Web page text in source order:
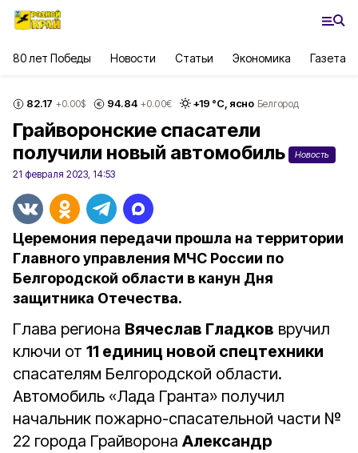
80 лет Победы Новости Статьи Экономика Газета
82.17 +0.00$ 94.84 +0.00€ +19 °С, ясно Белгород
Грайворонские спасатели
получили новый автомобиль
Новость
21 февраля 2023, 14:53
Церемония передачи прошла на территории
Главного управления МЧС России по
Белгородской области в канун Дня
защитника Отечества.
Глава региона Вячеслав Гладков вручил
ключи от 11 единиц новой спецтехники
спасателям Белгородской области.
Автомобиль «Лада Гранта» получил
начальник пожарно-спасательной части №
22 города Грайворона Александр